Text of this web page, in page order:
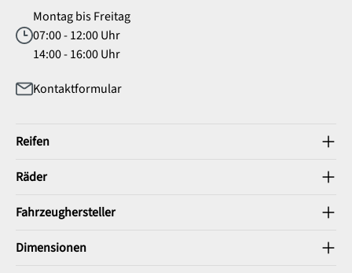
Montag bis Freitag
07:00 - 12:00 Uhr
14:00 - 16:00 Uhr
Kontaktformular
Reifen
Räder
Fahrzeughersteller
Dimensionen